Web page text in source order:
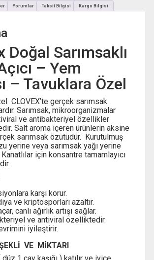
Yorumlar Taksit Bilgisi Kargo Bilgisi
Doğal Sarımsaklı
– Yem
– Tavuklara Özel
CLOVEX’te gerçek sarımsak
Sarımsak, mikroorganizmalar
ve antibakteriyel özellikler
Salt aroma içeren ürünlerin aksine
sarımsak özütüdür. Kurutulmuş
yerine veya sarımsak yağı yerine
için konsantre tamamlayıcı
karşı korur.
ve kriptosporları azaltır.
canlı ağırlık artışı sağlar.
ve antiviral özelliktedir.
iyileştirir.
VE MİKTARI